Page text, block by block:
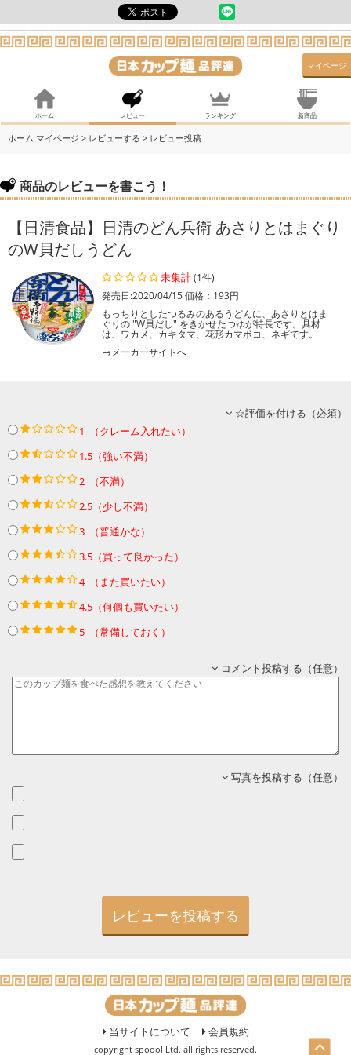
マイページ
ホーム レビュー ランキング 新商品
ホーム マイページ > レビューする > レビュー投稿
商品のレビューを書こう！
【日清食品】日清のどん兵衛 あさりとはまぐり
のW貝だしうどん
未集計(1件)
発売日:2020/04/15 価格：193円
もっちりとしたつるみのあるうどんに、あさりとはま
ぐりの "W貝だし" をきかせたつゆが特長です。具材
は、ワカメ、カキタマ、花形カマボコ、ネギです。
→メーカーサイトへ
☆評価を付ける（必須）
1 （クレーム入れたい）
1.5（強い不満）
2 （不満）
2.5（少し不満）
3 （普通かな）
3.5（買って良かった）
4 （また買いたい）
4.5（何個も買いたい）
5 （常備しておく）
コメント投稿する（任意）
写真を投稿する（任意）
当サイトについて 会員規約
copyright spoool Ltd. all rights reserved.